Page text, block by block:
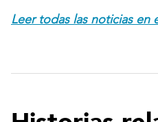
Leer todas las noticias en